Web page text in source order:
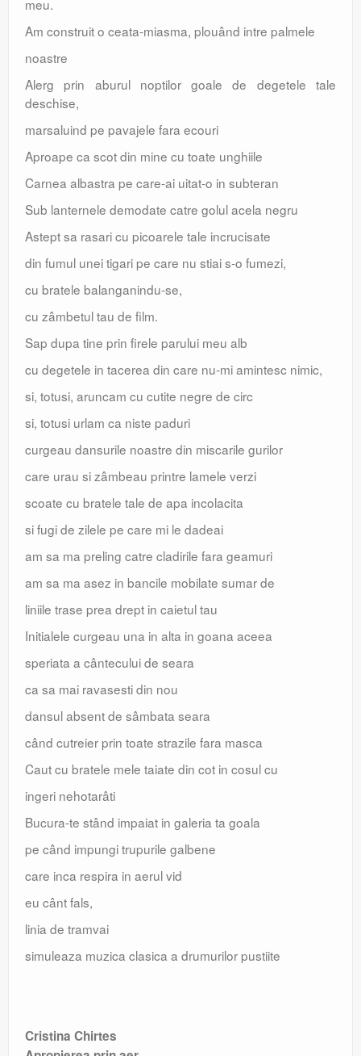
meu.
Am construit o ceata-miasma, plouând intre palmele
noastre
Alerg prin aburul noptilor goale de degetele tale
deschise,
marsaluind pe pavajele fara ecouri
Aproape ca scot din mine cu toate unghiile
Carnea albastra pe care-ai uitat-o in subteran
Sub lanternele demodate catre golul acela negru
Astept sa rasari cu picoarele tale incrucisate
din fumul unei tigari pe care nu stiai s-o fumezi,
cu bratele balanganindu-se,
cu zâmbetul tau de film.
Sap dupa tine prin firele parului meu alb
cu degetele in tacerea din care nu-mi amintesc nimic,
si, totusi, aruncam cu cutite negre de circ
si, totusi urlam ca niste paduri
curgeau dansurile noastre din miscarile gurilor
care urau si zâmbeau printre lamele verzi
scoate cu bratele tale de apa incolacita
si fugi de zilele pe care mi le dadeai
am sa ma preling catre cladirile fara geamuri
am sa ma asez in bancile mobilate sumar de
liniile trase prea drept in caietul tau
Initialele curgeau una in alta in goana aceea
speriata a cântecului de seara
ca sa mai ravasesti din nou
dansul absent de sâmbata seara
când cutreier prin toate strazile fara masca
Caut cu bratele mele taiate din cot in cosul cu
ingeri nehotarâti
Bucura-te stând impaiat in galeria ta goala
pe când impungi trupurile galbene
care inca respira in aerul vid
eu cânt fals,
linia de tramvai
simuleaza muzica clasica a drumurilor pustiite
Cristina Chirtes